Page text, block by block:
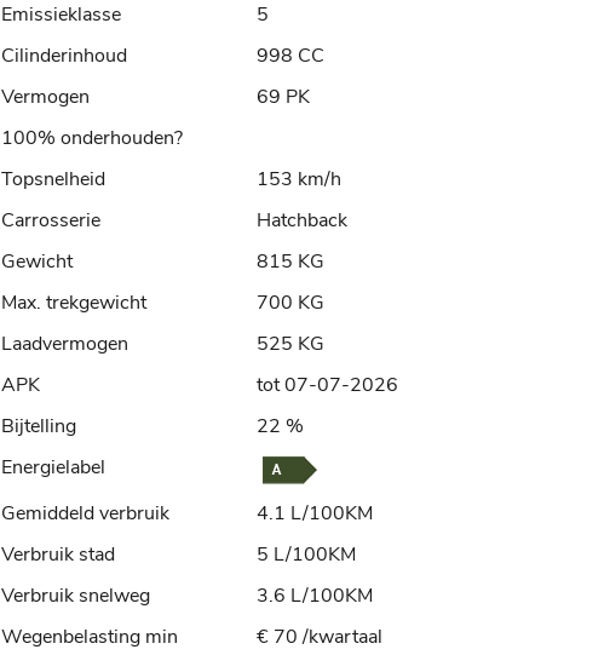
Emissieklasse
5
Cilinderinhoud
998 CC
Vermogen
69 PK
100% onderhouden?
Topsnelheid
153 km/h
Carrosserie
Hatchback
Gewicht
815 KG
Max. trekgewicht
700 KG
Laadvermogen
525 KG
APK
tot 07-07-2026
Bijtelling
22 %
Energielabel
Gemiddeld verbruik
4.1 L/100KM
Verbruik stad
5 L/100KM
Verbruik snelweg
3.6 L/100KM
Wegenbelasting min
€ 70 /kwartaal